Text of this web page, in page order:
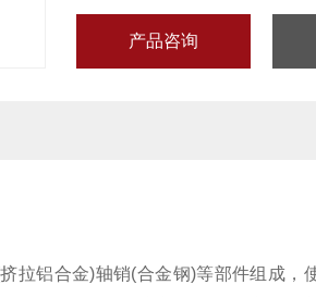
产品咨询
拉铝合金)轴销(合金钢)等部件组成，